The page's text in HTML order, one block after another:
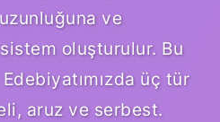
ve
sistem oluşturulur. Bu
üç tür
aruz ve serbest.